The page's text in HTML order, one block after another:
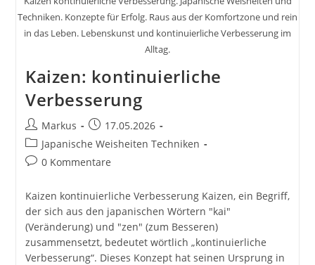
Techniken. Konzepte für Erfolg. Raus aus der Komfortzone und rein
in das Leben. Lebenskunst und kontinuierliche Verbesserung im
Alltag.
Kaizen: kontinuierliche
Verbesserung
Beitrags-
Autor:
Markus
Beitrag
veröffentlicht:
17.05.2026
Beitrags-
Kategorie:
Japanische Weisheiten Techniken
Beitrags-
0 Kommentare
Kaizen kontinuierliche Verbesserung Kaizen, ein Begriff,
der sich aus den japanischen Wörtern "kai"
(Veränderung) und "zen" (zum Besseren)
zusammensetzt, bedeutet wörtlich „kontinuierliche
Verbesserung“. Dieses Konzept hat seinen Ursprung in